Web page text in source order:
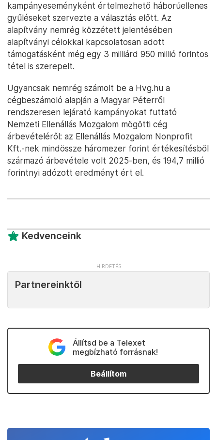
kampányeseményként értelmezhető háborúellenes
gyűléseket szervezte a választás előtt. Az
alapítvány nemrég közzétett jelentésében
alapítványi célokkal kapcsolatosan adott
támogatásként még egy 3 milliárd 950 millió forintos
tétel is szerepelt.
Ugyancsak nemrég számolt be a Hvg.hu a
cégbeszámoló alapján a Magyar Péterről
rendszeresen lejárató kampányokat futtató
Nemzeti Ellenállás Mozgalom mögötti cég
árbevételéről: az Ellenállás Mozgalom Nonprofit
Kft.-nek mindössze háromezer forint értékesítésből
származó árbevétele volt 2025-ben, és 194,7 millió
forintnyi adózott eredményt ért el.
Kedvenceink
Partnereinktől
Állítsd be a Telexet
megbízható forrásnak!
Beállítom